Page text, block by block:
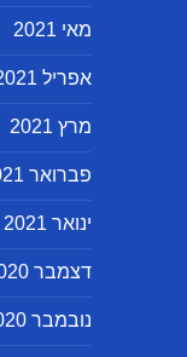
מאי 2021
אפריל 2021
מרץ 2021
פברואר 2021
ינואר 2021
דצמבר 2020
נובמבר 2020